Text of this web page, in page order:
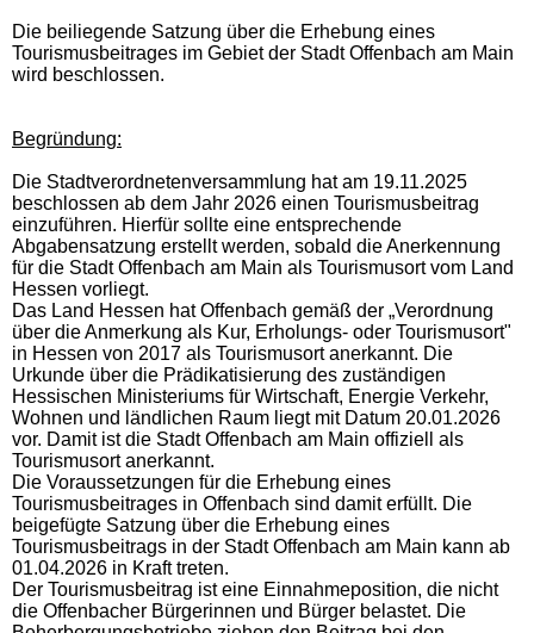
Die beiliegende Satzung über die Erhebung eines
Tourismusbeitrages im Gebiet der Stadt Offenbach am Main
wird beschlossen.
Begründung:
Die Stadtverordnetenversammlung hat am 19.11.2025
beschlossen ab dem Jahr 2026 einen Tourismusbeitrag
einzuführen. Hierfür sollte eine entsprechende
Abgabensatzung erstellt werden, sobald die Anerkennung
für die Stadt Offenbach am Main als Tourismusort vom Land
Hessen vorliegt.
Das Land Hessen hat Offenbach gemäß der „Verordnung
über die Anmerkung als Kur, Erholungs- oder Tourismusort"
in Hessen von 2017 als Tourismusort anerkannt. Die
Urkunde über die Prädikatisierung des zuständigen
Hessischen Ministeriums für Wirtschaft, Energie Verkehr,
Wohnen und ländlichen Raum liegt mit Datum 20.01.2026
vor. Damit ist die Stadt Offenbach am Main offiziell als
Tourismusort anerkannt.
Die Voraussetzungen für die Erhebung eines
Tourismusbeitrages in Offenbach sind damit erfüllt. Die
beigefügte Satzung über die Erhebung eines
Tourismusbeitrags in der Stadt Offenbach am Main kann ab
01.04.2026 in Kraft treten.
Der Tourismusbeitrag ist eine Einnahmeposition, die nicht
die Offenbacher Bürgerinnen und Bürger belastet. Die